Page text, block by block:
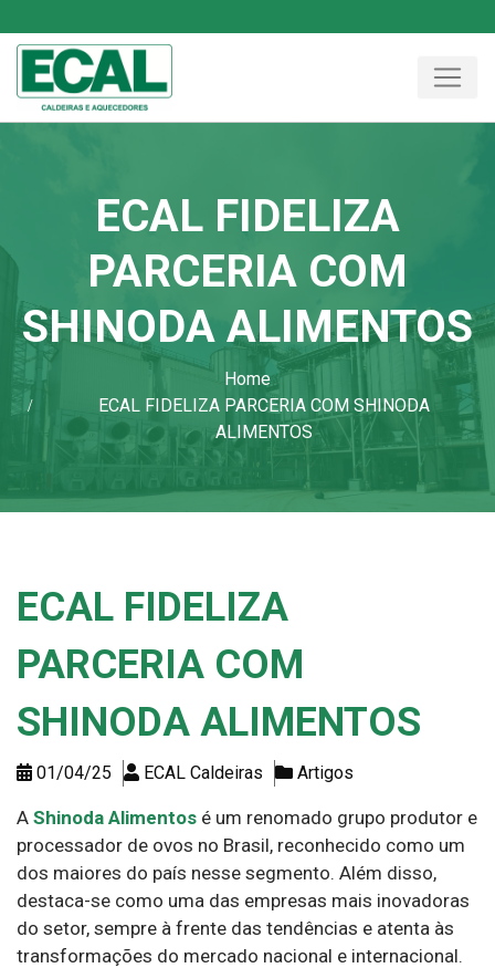
ECAL FIDELIZA
PARCERIA COM
SHINODA ALIMENTOS
Home
ECAL FIDELIZA PARCERIA COM SHINODA
ALIMENTOS
ECAL FIDELIZA
PARCERIA COM
SHINODA ALIMENTOS
01/04/25 ECAL Caldeiras Artigos
A Shinoda Alimentos é um renomado grupo produtor e
processador de ovos no Brasil, reconhecido como um
dos maiores do país nesse segmento. Além disso,
destaca-se como uma das empresas mais inovadoras
do setor, sempre à frente das tendências e atenta às
transformações do mercado nacional e internacional.